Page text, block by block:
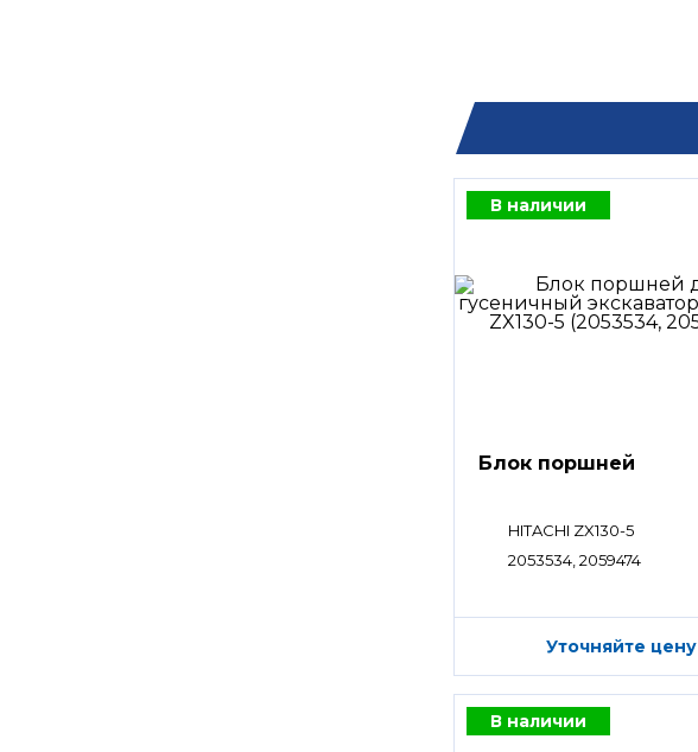
В наличии
Блок поршней
HITACHI ZX130-5
2053534, 2059474
Уточняйте цену
В наличии